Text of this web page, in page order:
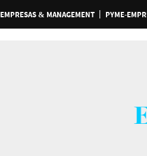
EMPRESAS & MANAGEMENT PYME-